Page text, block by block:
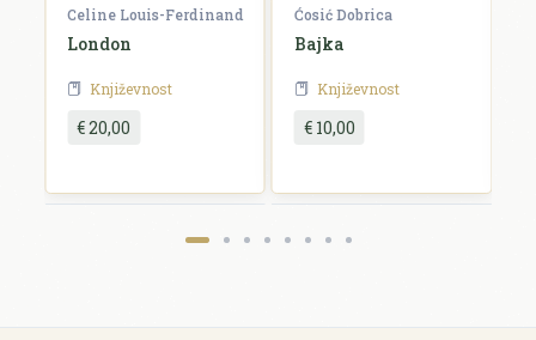
Celine Louis-Ferdinand
London
Književnost
€ 20,00
Ćosić Dobrica
Bajka
Književnost
€ 10,00